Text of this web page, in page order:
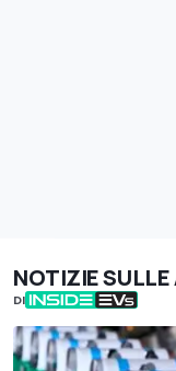
NOTIZIE
DI